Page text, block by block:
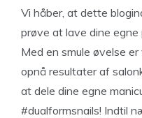
Vi håber, at dette
prøve at lave dine
Med en smule øvelse
opnå resultater af
at dele dine egne
#dualformsnails! Indtil